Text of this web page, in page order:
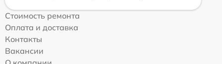
Стоимость ремонта
Оплата и доставка
Контакты
Вакансии